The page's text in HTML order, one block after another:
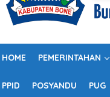
HOME PEMERINTAHAN
PPID POSYANDU PUG